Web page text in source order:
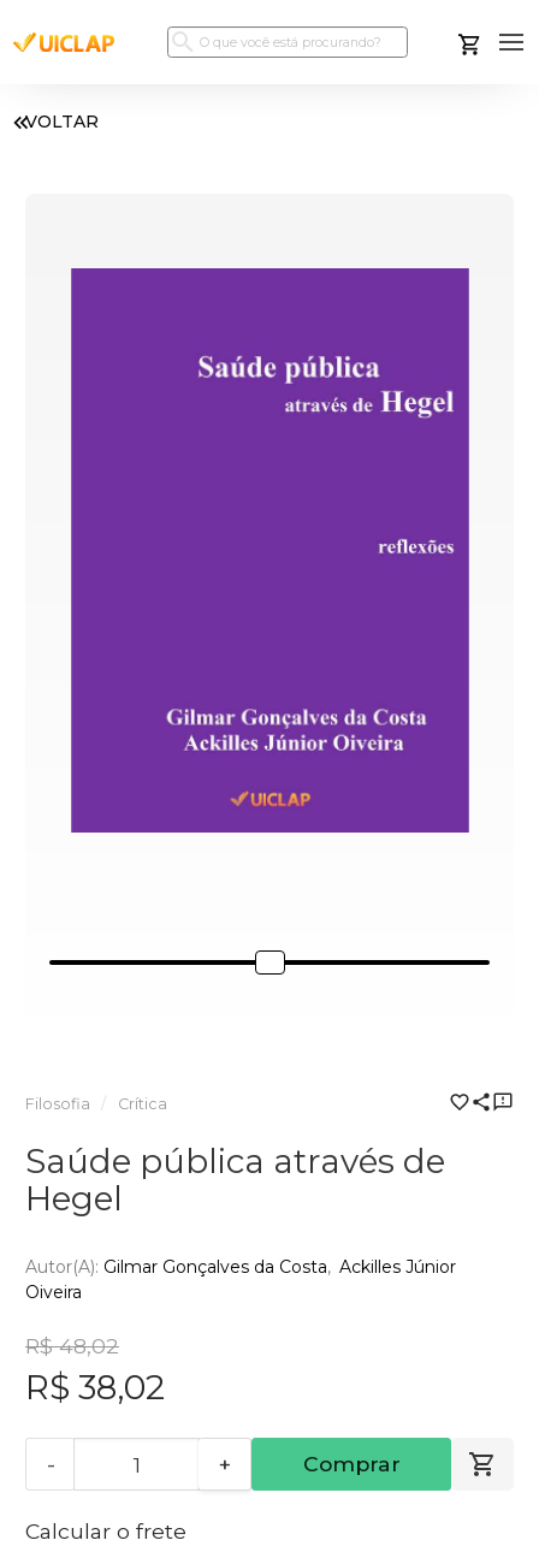
VOLTAR
Filosofia Crítica
Saúde pública através de
Hegel
Autor(a): Gilmar Gonçalves da Costa
Ackilles Júnior
Oiveira
R$ 48,02
R$ 38,02
- + Comprar
Calcular o frete